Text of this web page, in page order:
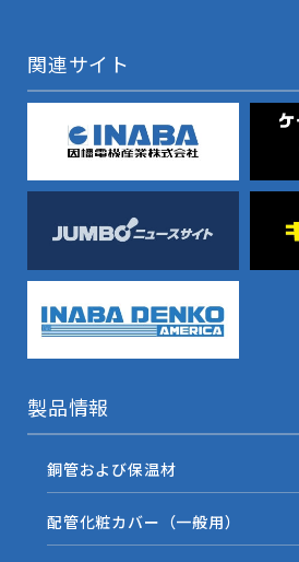
関連サイト
製品情報
銅管および保温材
配管化粧カバー（一般用）